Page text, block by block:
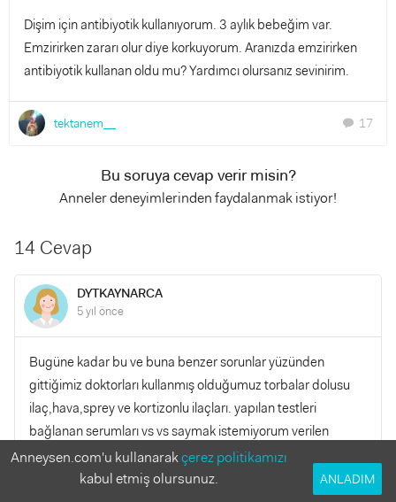
Dişim için antibiyotik kullanıyorum. 3 aylık bebeğim var.
Emzirirken zararı olur diye korkuyorum. Aranızda emzirirken
antibiyotik kullanan oldu mu? Yardımcı olursanız sevinirim.
tektanem__ chat 17
Bu soruya cevap verir misin?
Anneler deneyimlerinden faydalanmak istiyor!
14 Cevap
DYTKAYNARCA
5 yıl önce
Bugüne kadar bu ve buna benzer sorunlar yüzünden
gittiğimiz doktorları kullanmış olduğumuz torbalar dolusu
ilaç,hava,sprey ve kortizonlu ilaçları. yapılan testleri
bağlanan serumları vs vs saymak istemiyorum verilen
paraları bir tarafa bıraktım inanın 1 cm ileri gidemedik ve en
son doktorumuz mustafa bey bize apiterapinin rusyada çok
Anneysen.com'u kullanarakçerez politikamızı
kabul etmiş olursunuz.
ANLADIM